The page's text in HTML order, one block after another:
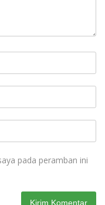
pada peramban ini